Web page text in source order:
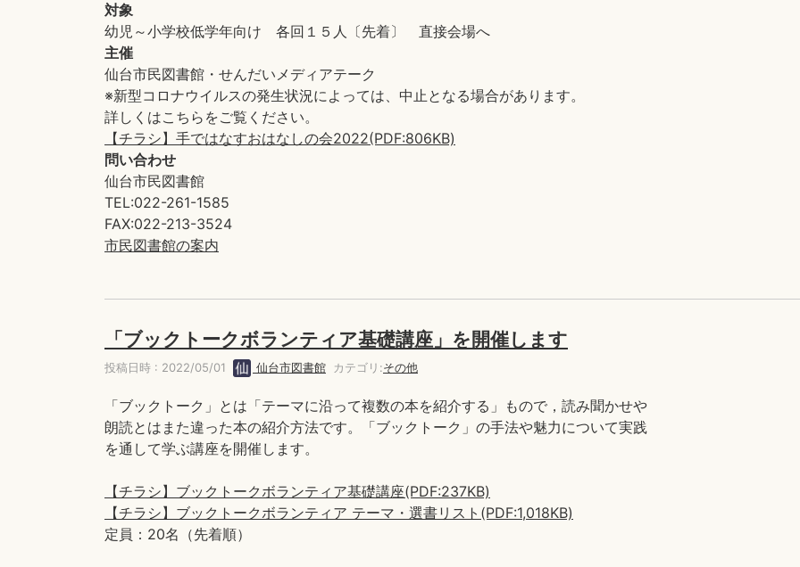
対象
幼児～小学校低学年向け 各回１５人〔先着〕 直接会場へ
主催
仙台市民図書館・せんだいメディアテーク
※新型コロナウイルスの発生状況によっては、中止となる場合があります。
詳しくはこちらをご覧ください。
【チラシ】手ではなすおはなしの会2022(PDF:806KB)
問い合わせ
仙台市民図書館
TEL:022-261-1585
FAX:022-213-3524
市民図書館の案内
「ブックトークボランティア基礎講座」を開催します
投稿日時 : 2022/05/01 仙台市図書館 カテゴリ:その他
「ブックトーク」とは「テーマに沿って複数の本を紹介する」もので，読み聞かせや
朗読とはまた違った本の紹介方法です。「ブックトーク」の手法や魅力について実践
を通して学ぶ講座を開催します。
【チラシ】ブックトークボランティア基礎講座(PDF:237KB)
【チラシ】ブックトークボランティア テーマ・選書リスト(PDF:1,018KB)
定員：20名（先着順）